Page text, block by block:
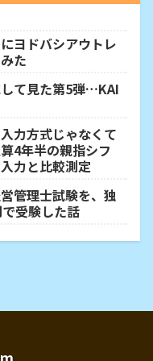
ヨドバシアウトレ
た
て見た第5弾…KAI
力方式じゃなくて
4年半の親指シフ
力と比較測定
管理士試験を、独
受験した話